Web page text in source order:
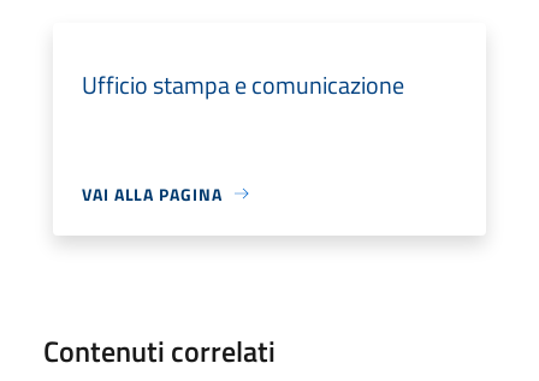
Ufficio stampa e comunicazione
VAI ALLA PAGINA
Contenuti correlati